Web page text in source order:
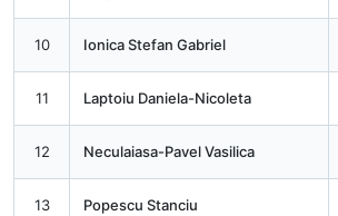
10 Ionica Stefan Gabriel
11 Laptoiu Daniela-Nicoleta
12 Neculaiasa-Pavel Vasilica
13 Popescu Stanciu